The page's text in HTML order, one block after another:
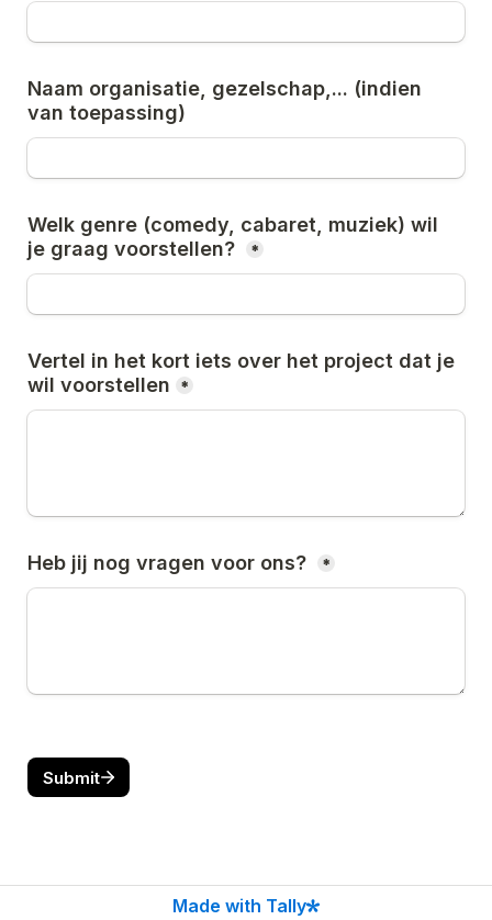
Naam organisatie, gezelschap,... (indien
van toepassing)
Welk genre (comedy, cabaret, muziek) wil
je graag voorstellen?
*
Vertel in het kort iets over het project dat je
wil voorstellen
*
Heb jij nog vragen voor ons? *
Submit
Made with Tally